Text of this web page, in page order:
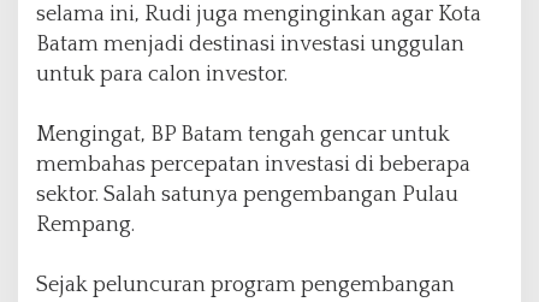
selama ini, Rudi juga menginginkan agar Kota
Batam menjadi destinasi investasi unggulan
untuk para calon investor.
Mengingat, BP Batam tengah gencar untuk
membahas percepatan investasi di beberapa
sektor. Salah satunya pengembangan Pulau
Rempang.
Sejak peluncuran program pengembangan